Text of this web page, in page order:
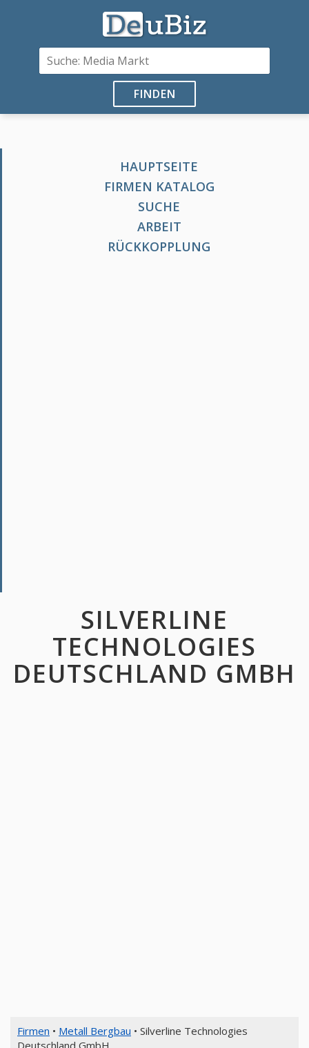
FINDEN
HAUPTSEITE
FIRMEN KATALOG
SUCHE
ARBEIT
RÜCKKOPPLUNG
SILVERLINE
TECHNOLOGIES
DEUTSCHLAND GMBH
Firmen • Metall Bergbau • Silverline Technologies
Deutschland GmbH